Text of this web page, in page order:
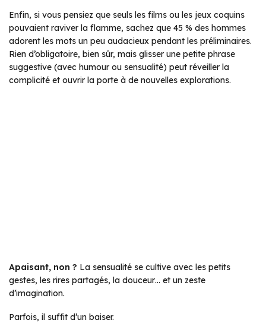
Enfin, si vous pensiez que seuls les films ou les jeux coquins
pouvaient raviver la flamme, sachez que 45 % des hommes
adorent les mots un peu audacieux pendant les préliminaires.
Rien d’obligatoire, bien sûr, mais glisser une petite phrase
suggestive (avec humour ou sensualité) peut réveiller la
complicité et ouvrir la porte à de nouvelles explorations.
Apaisant, non ? La sensualité se cultive avec les petits
gestes, les rires partagés, la douceur… et un zeste
d’imagination.
Parfois, il suffit d’un baiser.